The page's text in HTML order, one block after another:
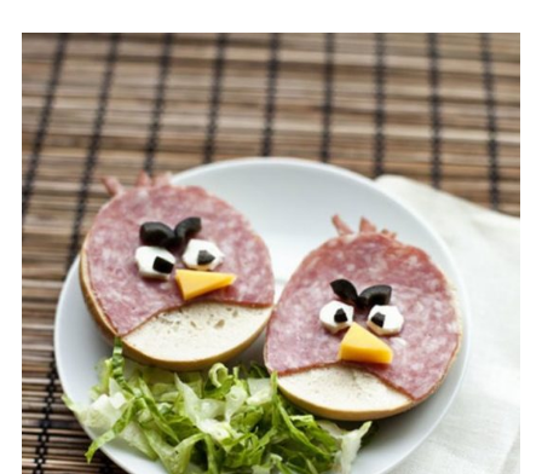
Βαπτίσεις
Σπίτι
Παιδικό Δωμάτιο
Deco
DIY
Διατροφή-Συνταγές
Συνταγές
Συμβουλές